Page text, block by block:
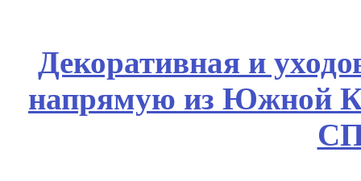
Декоративная и
напрямую из